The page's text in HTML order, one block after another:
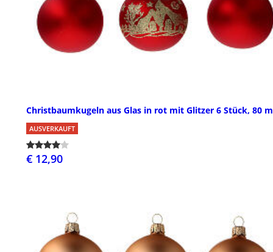
Christbaumkugeln aus Glas in rot mit Glitzer 6 Stück, 80
AUSVERKAUFT
€ 12,90